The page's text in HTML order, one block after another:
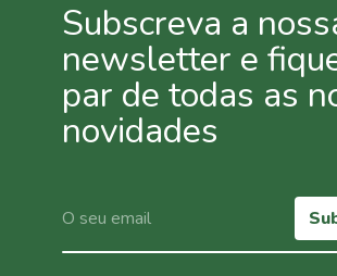
Subscreva a
newsletter e
par de todas as
novidades